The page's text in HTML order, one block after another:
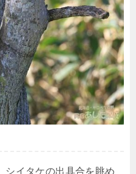
シイタケの出具合を眺め